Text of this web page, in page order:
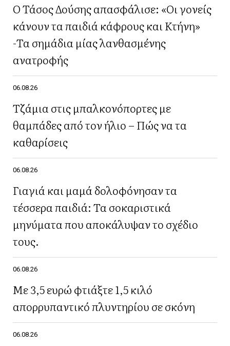
Ο Τάσος Δούσης απασφάλισε: «Οι γονείς
κάνουν τα παιδιά κάφρους και Κτήνη»
-Τα σημάδια μίας λανθασμένης
ανατροφής
06.08.26
Τζάμια στις μπαλκονόπορτες με
θαμπάδες από τον ήλιο – Πώς να τα
καθαρίσεις
06.08.26
Γιαγιά και μαμά δολοφόνησαν τα
τέσσερα παιδιά: Τα σοκαριστικά
μηνύματα που αποκάλυψαν το σχέδιο
τους.
06.08.26
Με 3,5 ευρώ φτιάξτε 1,5 κιλό
απορρυπαντικό πλυντηρίου σε σκόνη
06.08.26